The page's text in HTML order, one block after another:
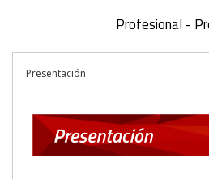
Profesional -
Presentación